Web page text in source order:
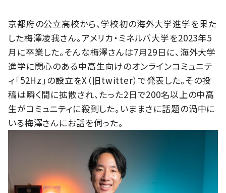
京都府の公立高校から、学校初の海外大学進学を果た
した梅澤凌我さん。アメリカ・ミネルバ大学を2023年5
月に卒業した。そんな梅澤さんは7月29日に、海外大学
進学に関心のある中高生向けのオンラインコミュニテ
ィ「52Hz」の設立をX（旧twitter）で発表した。その投
稿は瞬く間に拡散され、たった2日で200名以上の中高
生がコミュニティに殺到した。いままさに話題の渦中に
いる梅澤さんにお話を伺った。